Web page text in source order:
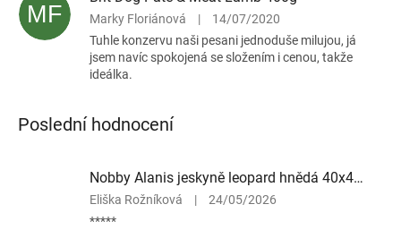
MF Marky Floriánová |
14/07/2020
Tuhle konzervu naši pesani jednoduše milujou, já
jsem navíc spokojená se složením i cenou, takže
ideálka.
Poslední hodnocení
Nobby Alanis jeskyně leopard hnědá 40x40x35cm
Hodnocení
produktu
Eliška Rožníková |
24/05/2026
*****